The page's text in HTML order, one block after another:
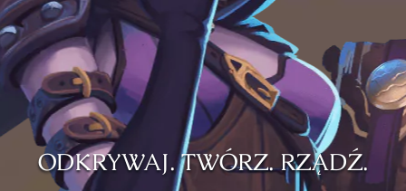
ODKRYWAJ. TWÓRZ. RZĄDŹ.